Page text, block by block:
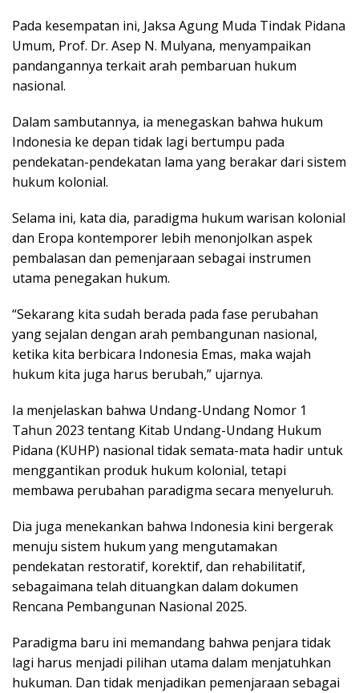
Pada kesempatan ini, Jaksa Agung Muda Tindak Pidana
Umum, Prof. Dr. Asep N. Mulyana, menyampaikan
pandangannya terkait arah pembaruan hukum
nasional.
Dalam sambutannya, ia menegaskan bahwa hukum
Indonesia ke depan tidak lagi bertumpu pada
pendekatan-pendekatan lama yang berakar dari sistem
hukum kolonial.
Selama ini, kata dia, paradigma hukum warisan kolonial
dan Eropa kontemporer lebih menonjolkan aspek
pembalasan dan pemenjaraan sebagai instrumen
utama penegakan hukum.
“Sekarang kita sudah berada pada fase perubahan
yang sejalan dengan arah pembangunan nasional,
ketika kita berbicara Indonesia Emas, maka wajah
hukum kita juga harus berubah,” ujarnya.
Ia menjelaskan bahwa Undang-Undang Nomor 1
Tahun 2023 tentang Kitab Undang-Undang Hukum
Pidana (KUHP) nasional tidak semata-mata hadir untuk
menggantikan produk hukum kolonial, tetapi
membawa perubahan paradigma secara menyeluruh.
Dia juga menekankan bahwa Indonesia kini bergerak
menuju sistem hukum yang mengutamakan
pendekatan restoratif, korektif, dan rehabilitatif,
sebagaimana telah dituangkan dalam dokumen
Rencana Pembangunan Nasional 2025.
Paradigma baru ini memandang bahwa penjara tidak
lagi harus menjadi pilihan utama dalam menjatuhkan
hukuman. Dan tidak menjadikan pemenjaraan sebagai